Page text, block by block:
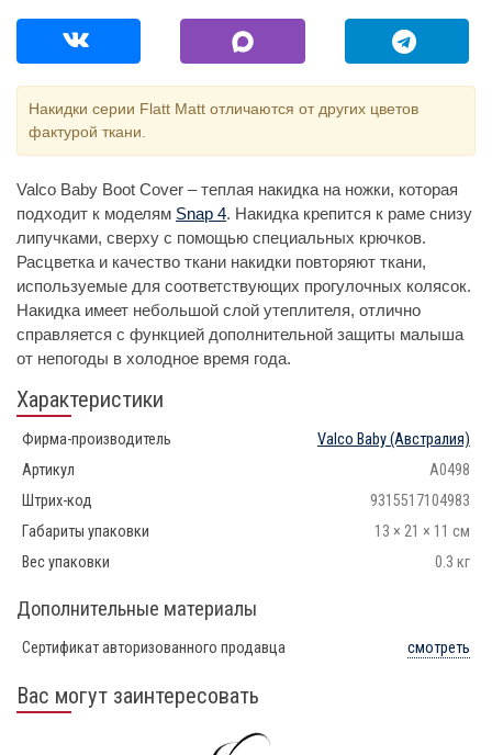
Накидки серии Flatt Matt отличаются от других цветов
фактурой ткани.
Valco Baby Boot Cover – теплая накидка на ножки, которая
подходит к моделям Snap 4. Накидка крепится к раме снизу
липучками, сверху с помощью специальных крючков.
Расцветка и качество ткани накидки повторяют ткани,
используемые для соответствующих прогулочных колясок.
Накидка имеет небольшой слой утеплителя, отлично
справляется с функцией дополнительной защиты малыша
от непогоды в холодное время года.
Характеристики
Фирма-производитель Valco Baby(Австралия)
Артикул
A0498
Штрих-код
9315517104983
Габариты упаковки
13 × 21 × 11 см
Вес упаковки
0.3 кг
Дополнительные материалы
Сертификат авторизованного продавца смотреть
Вас могут заинтересовать